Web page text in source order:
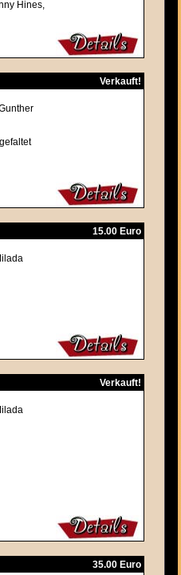
Hines,
Verkauft!
15.00 Euro
Verkauft!
35.00 Euro